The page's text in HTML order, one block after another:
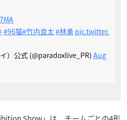
#96猫#竹内良太#林勇 pic.twitter.
）公式 (@paradoxlive_PR) Aug